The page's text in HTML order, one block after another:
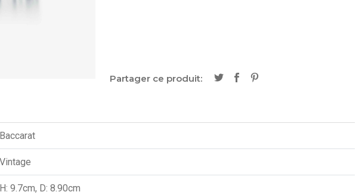
Partager ce produit:
Baccarat
Vintage
H: 9.7cm, D: 8.90cm